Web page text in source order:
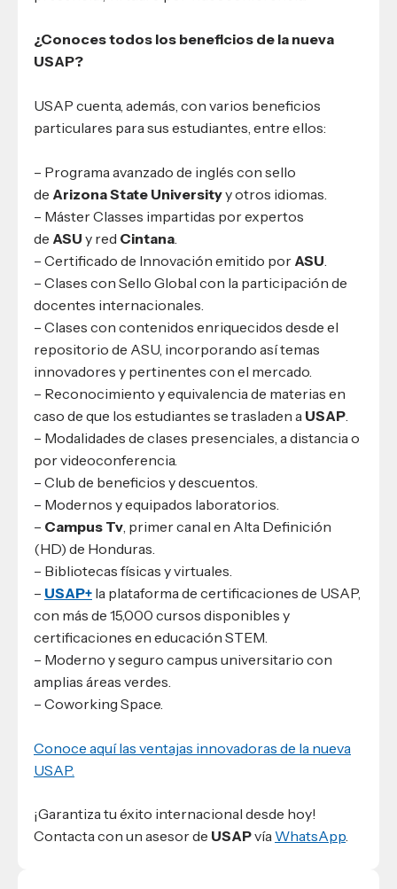
¿Conoces todos los beneficios de la nueva
USAP?
USAP cuenta, además, con varios beneficios
particulares para sus estudiantes, entre ellos:
– Programa avanzado de inglés con sello
de Arizona State Universityy otros idiomas.
– Máster Classes impartidas por expertos
de ASU y red Cintana
– Certificado de Innovación emitido por ASU
– Clases con Sello Global con la participación de
docentes internacionales.
– Clases con contenidos enriquecidos desde el
repositorio de ASU, incorporando así temas
innovadores y pertinentes con el mercado.
– Reconocimiento y equivalencia de materias en
caso de que los estudiantes se trasladen a USAP
– Modalidades de clases presenciales, a distancia o
por videoconferencia.
– Club de beneficios y descuentos.
– Modernos y equipados laboratorios.
– Campus Tv , primer canal en Alta Definición
(HD) de Honduras.
– Bibliotecas físicas y virtuales.
– USAP+ la plataforma de certificaciones de USAP,
con más de 15,000 cursos disponibles y
certificaciones en educación STEM.
– Moderno y seguro campus universitario con
amplias áreas verdes.
– Coworking Space.
Conoce aquí las ventajas innovadoras de la nueva
USAP.
¡Garantiza tu éxito internacional desde hoy!
Contacta con un asesor de USAPvía WhatsApp.